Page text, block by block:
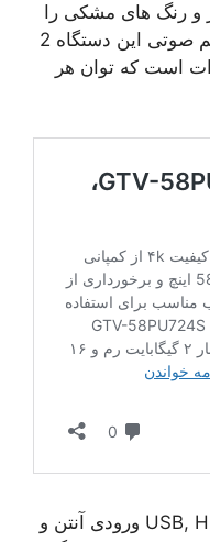
و رنگ های مشکی را
مشکتی تر نمایش می‌دهد. سیستم صوتی این دستگاه 2
و دارای توان خروجی 16 وات است که توان هر
این دستگاه دارای درگاه‌های USB, HDMI ورودی آنتن و